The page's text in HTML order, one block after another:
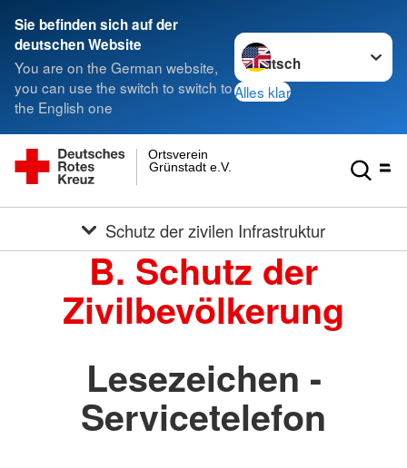
Sie befinden sich auf der
deutschen Website
You are on the German website,
you can use the switch to switch to
the English one
Sprache wechseln zu
Alles klar
Grünstadt e.V.
Ortsverein
Schutz der zivilen Infrastruktur
B. Schutz der
Zivilbevölkerung
Lesezeichen -
Servicetelefon